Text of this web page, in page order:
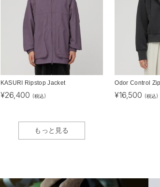
KASURI Ripstop Jacket
¥26,400 (税込)
Odor Control
¥16,500 (税込)
もっと見る